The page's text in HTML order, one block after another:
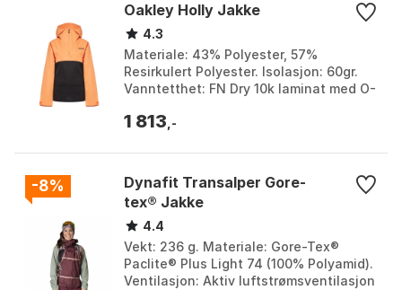
Oakley Holly Jakke
4.3
Materiale: 43% Polyester, 57%
Resirkulert Polyester. Isolasjon: 60gr.
Vanntetthet: FN Dry 10k laminat med O-
Ytelsespassform. Farge: Bla...
1 813 ,-
-8%
Dynafit Transalper Gore-
tex® Jakke
4.4
Vekt: 236 g. Materiale: Gore-Tex®
Paclite® Plus Light 74 (100% Polyamid).
Ventilasjon: Aktiv luftstrømsventilasjon